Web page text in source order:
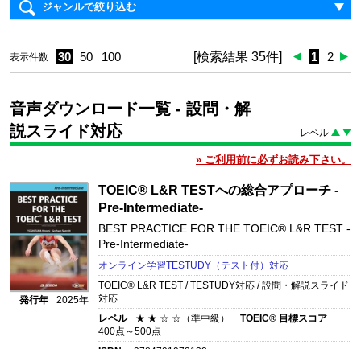
ジャンルで絞り込む
表示件数 30 50 100 [検索結果 35件] 1 2
音声ダウンロード一覧 - 設問・解
説スライド対応
レベル
» ご利用前に必ずお読み下さい。
発行年 2025年
TOEIC® L&R TESTへの総合アプローチ -
Pre-Intermediate-
BEST PRACTICE FOR THE TOEIC® L&R TEST -
Pre-Intermediate-
オンライン学習TESTUDY（テスト付）対応
TOEIC® L&R TEST / TESTUDY対応 / 設問・解説スライド
対応
レベル
★ ★ ☆ ☆（準中級）
TOEIC® 目標スコア
400点～500点